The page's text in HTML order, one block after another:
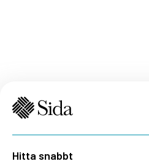
Hitta snabbt